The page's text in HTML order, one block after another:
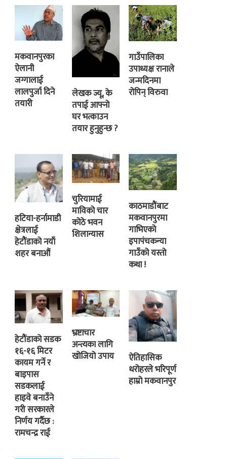
मकवानपुरका
ऐलानी
जग्गालाई
लालपुर्जा दिने
तयारी
लेखक ज्यू, के
तपाई आफ्नो
घर भत्काउन
तयार हुनुहुन्छ ?
गाउँपालिका
उपाध्यक्ष रानाले
जन्मदिनमा
रोपिन् विरुवा
हटिया-हर्नामाडी
क्षेत्रलाई
हेटौंडाको नयाँ
शहर बनाऔं
चुरियामाई
माविको चार
कोठे भवन
शिलान्यास
काठमाडौंबाट
मकवानपुरमा
गाभिएको
इपापंचकन्या
गाउँको यस्तो
कथा !
हेटौंडाको सडक
१६-१६ मिटर
कायम गर्ने र
बाइपास
सडकलाई
हाइवे बनाउँने
गरी सरकारले
निर्णय गर्दैछ :
रामचन्द्र राई
भ्रष्टाचार
अन्त्यका लागि
खोजियो उपाय
ऐतिहासिक
धरोहरले भरिपूर्ण
हाम्रो मकवानपुर